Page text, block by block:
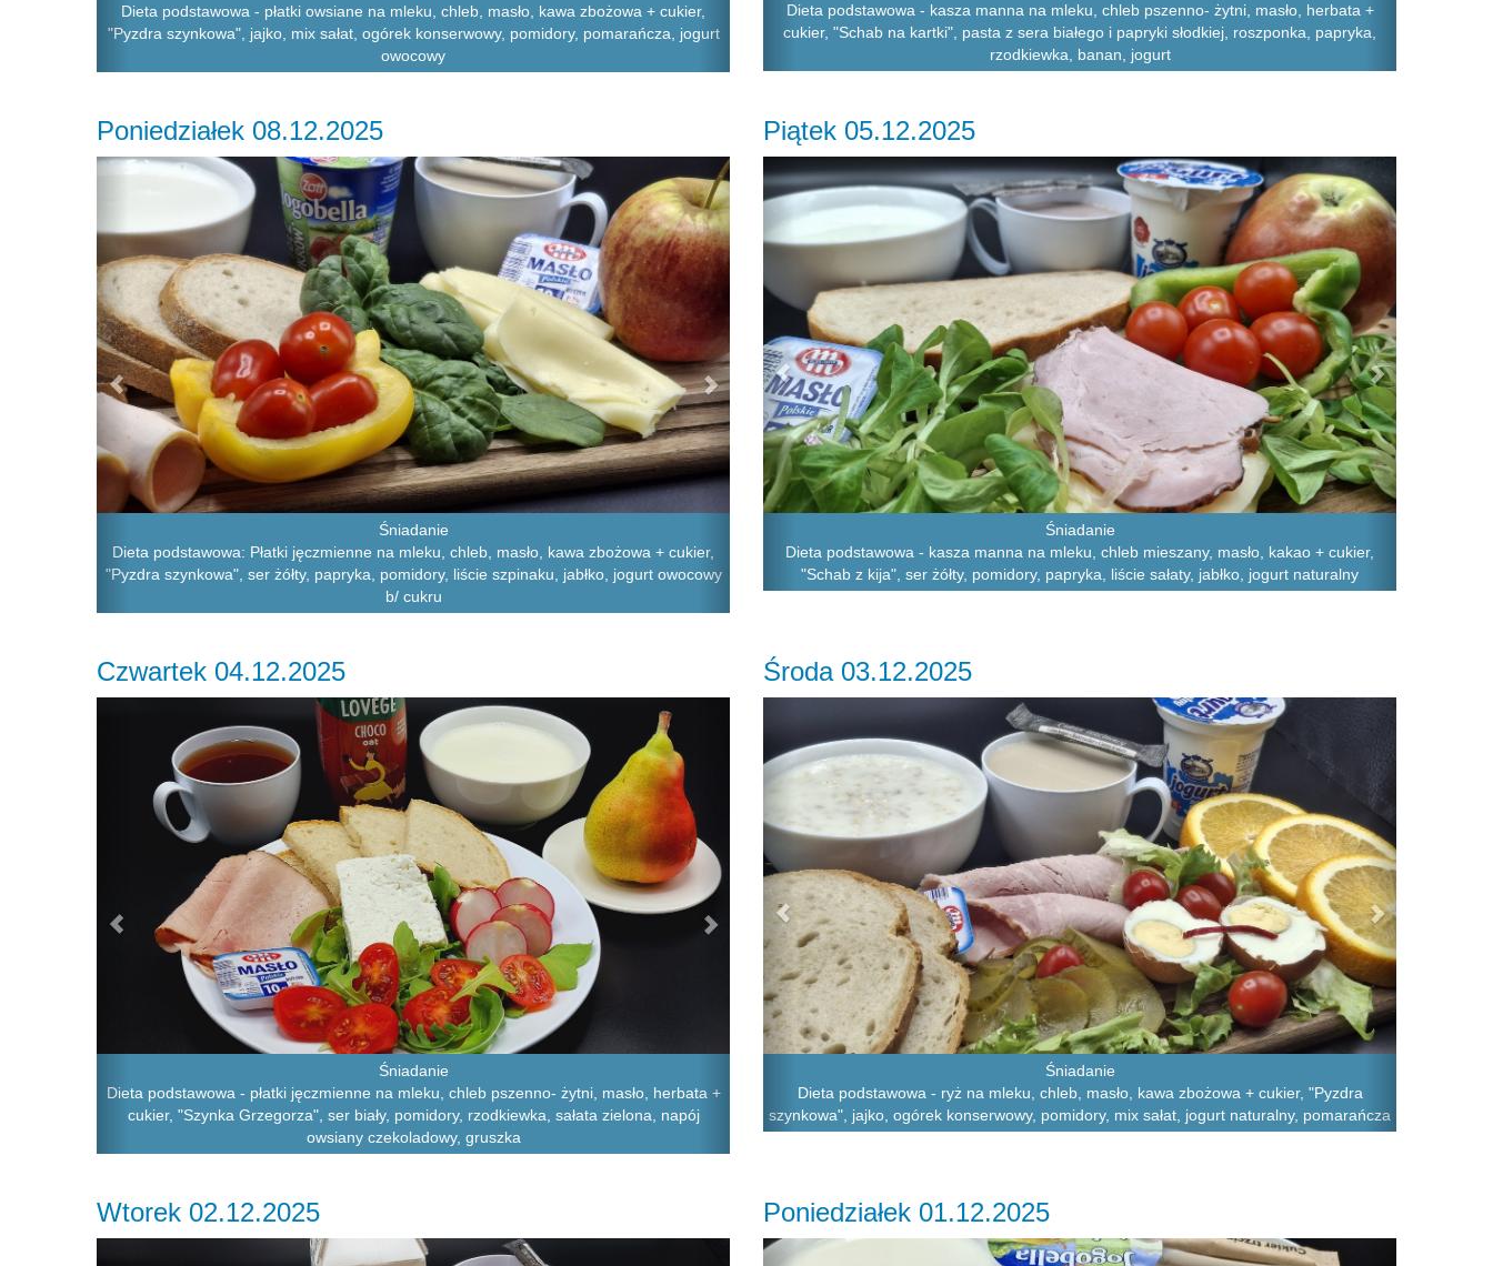
Dieta podstawowa - płatki owsiane na mleku, chleb, masło, kawa zbożowa + cukier,
"Pyzdra szynkowa", jajko, mix sałat, ogórek konserwowy, pomidory, pomarańcza, jogurt
owocowy
Dieta podstawowa - kasza manna na mleku, chleb pszenno- żytni, masło, herbata +
cukier, "Schab na kartki", pasta z sera białego i papryki słodkiej, roszponka, papryka,
rzodkiewka, banan, jogurt
Poniedziałek 08.12.2025
Śniadanie
Dieta podstawowa: Płatki jęczmienne na mleku, chleb, masło, kawa zbożowa + cukier,
"Pyzdra szynkowa", ser żółty, papryka, pomidory, liście szpinaku, jabłko, jogurt owocowy
b/ cukru
Previous Next
Piątek 05.12.2025
Śniadanie
Dieta podstawowa - kasza manna na mleku, chleb mieszany, masło, kakao + cukier,
"Schab z kija", ser żółty, pomidory, papryka, liście sałaty, jabłko, jogurt naturalny
Previous Next
Czwartek 04.12.2025
Śniadanie
Dieta podstawowa - płatki jęczmienne na mleku, chleb pszenno- żytni, masło, herbata +
cukier, "Szynka Grzegorza", ser biały, pomidory, rzodkiewka, sałata zielona, napój
owsiany czekoladowy, gruszka
Środa 03.12.2025
Śniadanie
Dieta podstawowa - ryż na mleku, chleb, masło, kawa zbożowa + cukier, "Pyzdra
szynkowa", jajko, ogórek konserwowy, pomidory, mix sałat, jogurt naturalny, pomarańcza
Wtorek 02.12.2025 Poniedziałek 01.12.2025
Previous